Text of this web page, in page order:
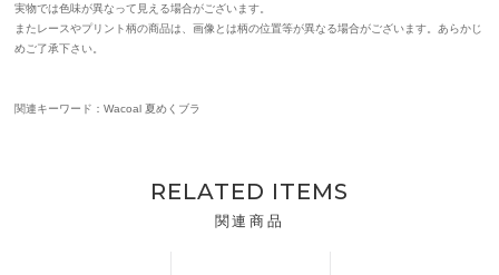
実物では色味が異なって見える場合がございます。
またレースやプリント柄の商品は、画像とは柄の位置等が異なる場合がございます。あらかじ
めご了承下さい。
関連キーワード：Wacoal 夏めくブラ
RELATED ITEMS
関連商品